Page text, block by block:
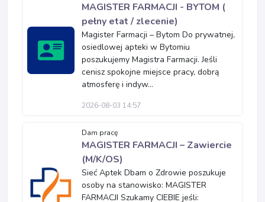
MAGISTER FARMACJI - BYTOM (
pełny etat / zlecenie)
Magister Farmacji – Bytom Do prywatnej,
osiedlowej apteki w Bytomiu
poszukujemy Magistra Farmacji. Jeśli
cenisz spokojne miejsce pracy, dobrą
atmosferę i indyw...
2026-08-03 14:57
Dam pracę
MAGISTER FARMACJI – Zawiercie
(M/K/OS)
Sieć Aptek Dbam o Zdrowie poszukuje
osoby na stanowisko: MAGISTER
FARMACJI Szukamy CIEBIE jeśli: